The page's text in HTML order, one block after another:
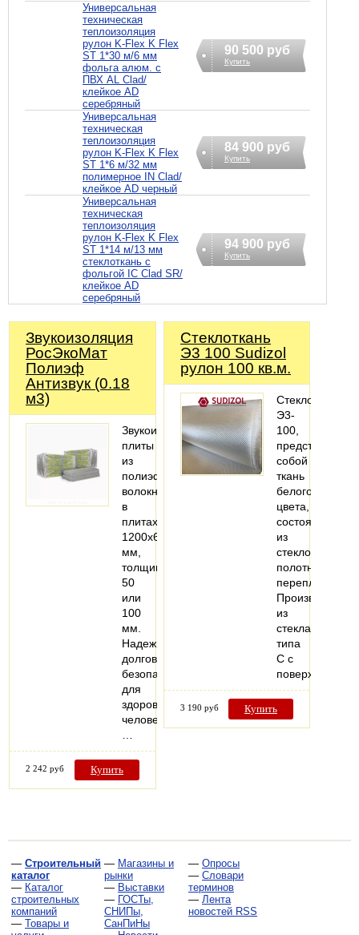
Универсальная
техническая
теплоизоляция
рулон K-Flex K Flex
ST 1*30 м/6 мм
фольга алюм. с
ПВХ AL Clad/
клейкое AD
серебряный
90 500 руб
Купить
Универсальная
техническая
теплоизоляция
рулон K-Flex K Flex
ST 1*6 м/32 мм
полимерное IN Clad/
клейкое AD черный
84 900 руб
Купить
Универсальная
техническая
теплоизоляция
рулон K-Flex K Flex
ST 1*14 м/13 мм
стеклоткань c
фольгой IC Clad SR/
клейкое AD
серебряный
94 900 руб
Купить
Звукоизоляция
РосЭкоМат
Полиэф
Антизвук (0.18
м3)
Звукоизоляционные
плиты
из
полиэфирного
волокна
в
плитах
1200х600
мм,
толщиной
50
или
100
мм.
Надежные,
долговечные,
безопасные
для
здоровья
человека.
2 242 руб Купить
Стеклоткань
Э3 100 Sudizol
рулон 100 кв.м.
Стеклоткань
Э3-
100,
представляет
собой
ткань
белого
цвета,
состоящую
из
стеклонитей,
полотняного
переплетения.
Производится
из
стекла
типа
С с
3 190 руб Купить
— Строительный
каталог
— Каталог
строительных
компаний
— Товары и
— Магазины и
рынки
— Выставки
— ГОСТы,
СНИПы,
СанПиНы
— Опросы
— Словари
терминов
— Лента
новостей RSS